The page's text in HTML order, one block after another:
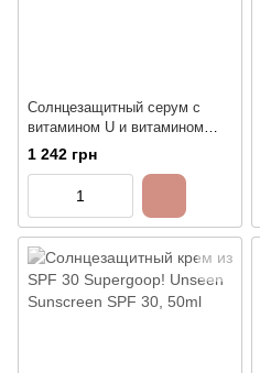
Солнцезащитный серум с
витамином U и витамином
B12 CUSKIN Vitamin U Sun
Serum SPF 50+ PA++++
1 242 грн